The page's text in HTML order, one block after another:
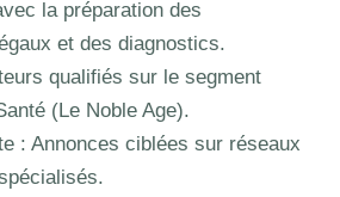
la préparation des
et des diagnostics.
qualifiés sur le segment
(Le Noble Age).
: Annonces ciblées sur réseaux